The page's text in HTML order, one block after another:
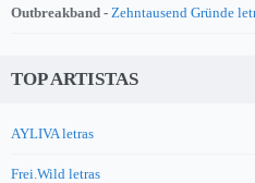
Outbreakband - Zehntausend Gründe
TOP ARTISTAS
AYLIVA letras
Frei.Wild letras